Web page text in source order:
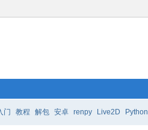
门 教程 解包 安卓 renpy Live2D Python